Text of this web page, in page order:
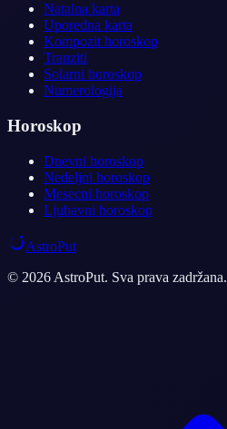
Natalna karta
Uporedna karta
Kompozit horoskop
Tranziti
Solarni horoskop
Numerologija
Horoskop
Dnevni horoskop
Nedeljni horoskop
Mesecni horoskop
Ljubavni horoskop
AstroPut
© 2026 AstroPut. Sva prava zadržana.